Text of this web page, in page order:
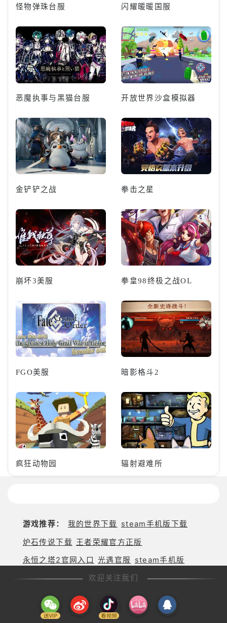
怪物弹珠台服 闪耀暖暖国服
恶魔执事与黑猫台服 开放世界沙盒模拟器
金铲铲之战 拳击之星
崩坏3美服 拳皇98终极之战OL
FGO美服 暗影格斗2
疯狂动物园 辐射避难所
游戏推荐： 我的世界下载 steam手机版下载
炉石传说下载 王者荣耀官方正版
永恒之塔2官网入口
光遇官服
steam手机版
欢迎关注我们